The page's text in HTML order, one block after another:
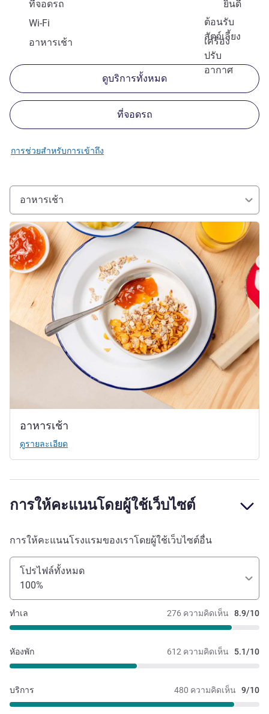
ที่จอดรถ
ยินดี
ต้อนรับ
สัตว์เลี้ยง
Wi-Fi
เครื่อง
ปรับ
อากาศ
อาหารเช้า
ดูบริการทั้งหมด
ที่จอดรถ
การช่วยสำหรับการเข้าถึง
อาหารเช้า
อาหารเช้า
ดูรายละเอียด
ดูรายละเอียด
การให้คะแนนโดยผู้ใช้เว็บไซต์
การให้คะแนนโรงแรมของเราโดยผู้ใช้เว็บไซต์อื่น
โปรไฟล์ทั้งหมด
100%
276 ความคิดเห็น 8.9/10
ทำเล
612 ความคิดเห็น 5.1/10
หัองพัก
480 ความคิดเห็น 9/10
บริการ